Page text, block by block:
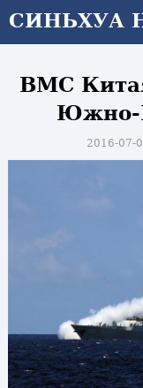
СИНЬХУА
ВМС
Южно-
2016-07-